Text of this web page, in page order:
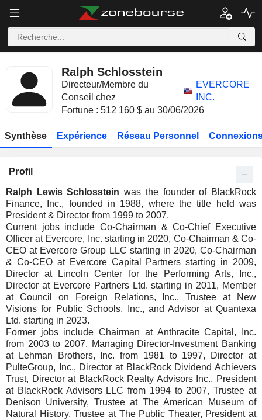
Ralph Schlosstein
Directeur/Membre du
Conseil chez
EVERCORE
INC.
Fortune : 512 160 $ au 30/06/2026
Synthèse Expérience Réseau Personnel
Profil
Ralph Lewis Schlosstein was the founder of BlackRock
Finance, Inc., founded in 1988, where the title held was
President & Director from 1999 to 2007.
Current jobs include Co-Chairman & Co-Chief Executive
Officer at Evercore, Inc. starting in 2020, Co-Chairman & Co-
CEO at Evercore Group LLC starting in 2020, Co-Chairman
& Co-CEO at Evercore Capital Partners starting in 2009,
Director at Lincoln Center for the Performing Arts, Inc.,
Director at Evercore Partners Ltd. starting in 2011, Member
at Council on Foreign Relations, Inc., Trustee at New
Visions for Public Schools, Inc., and Advisor at Quantexa
Ltd. starting in 2023.
Former jobs include Chairman at Anthracite Capital, Inc.
from 2003 to 2007, Managing Director-Investment Banking
at Lehman Brothers, Inc. from 1981 to 1997, Director at
PulteGroup, Inc., Director at BlackRock Dividend Achievers
Trust, Director at BlackRock Realty Advisors Inc., President
at BlackRock Advisors LLC from 1994 to 2007, Trustee at
Denison University, Trustee at The American Museum of
Natural History, Trustee at The Public Theater, President at